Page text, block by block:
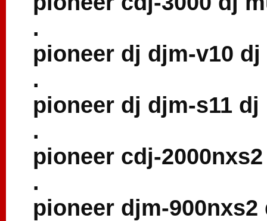
.
pioneer dj djm-v10 dj
.
pioneer dj djm-s11 dj
.
pioneer cdj-
.
pioneer djm-